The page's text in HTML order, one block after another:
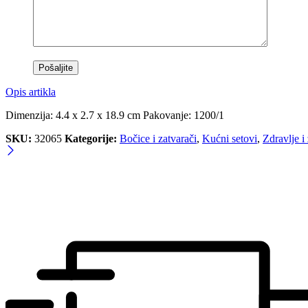
Opis artikla
Dimenzija: 4.4 x 2.7 x 18.9 cm Pakovanje: 1200/1
SKU: 32065 Kategorije: Bočice i zatvarači, Kućni setovi, Zdravlje i